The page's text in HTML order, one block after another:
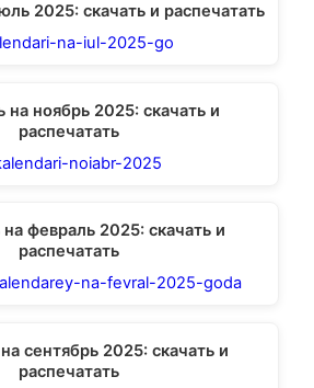
2025: скачать и распечатать
на ноябрь 2025: скачать и
распечатать
февраль 2025: скачать и
распечатать
сентябрь 2025: скачать и
распечатать